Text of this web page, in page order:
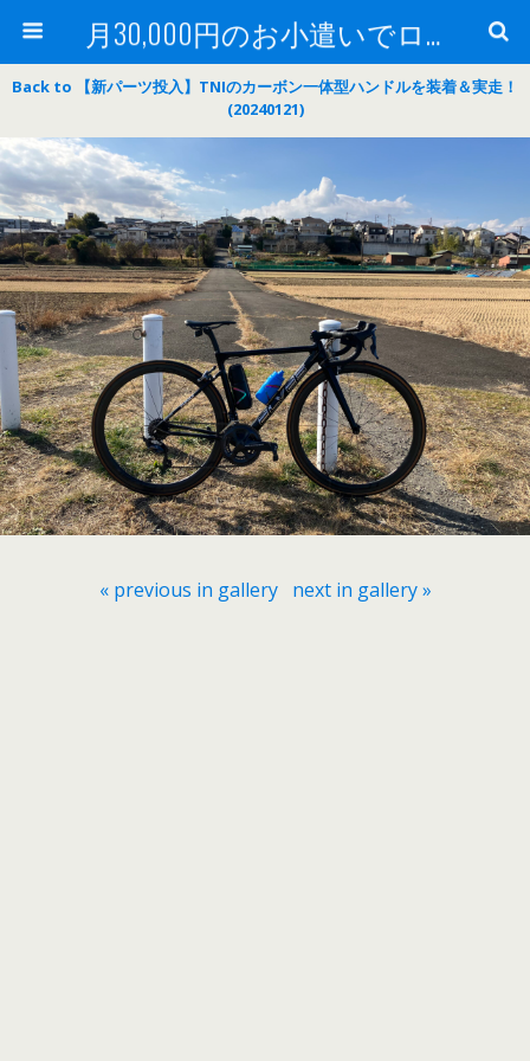
月30,000円のお小遣いでロードバイク
Back to 【新パーツ投入】TNIのカーボン一体型ハンドルを装着＆実走！
(20240121)
« previous in gallery next in gallery »